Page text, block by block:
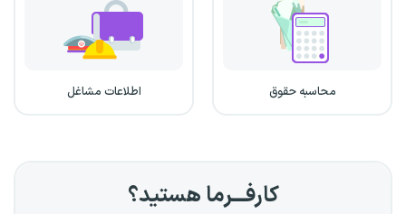
محاسبه حقوق اطلاعات مشاغل
کارفـــرما هستید؟